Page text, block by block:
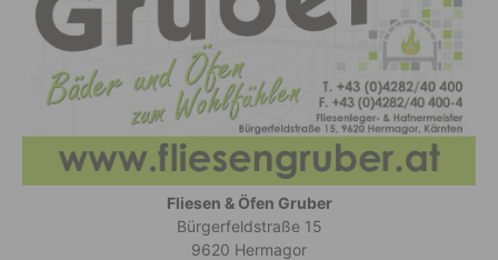
Fliesen & Öfen Gruber
Bürgerfeldstraße 15
9620 Hermagor